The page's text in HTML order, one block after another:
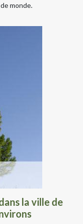
monde.
la ville de